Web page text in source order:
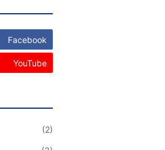
Facebook
YouTube
(2)